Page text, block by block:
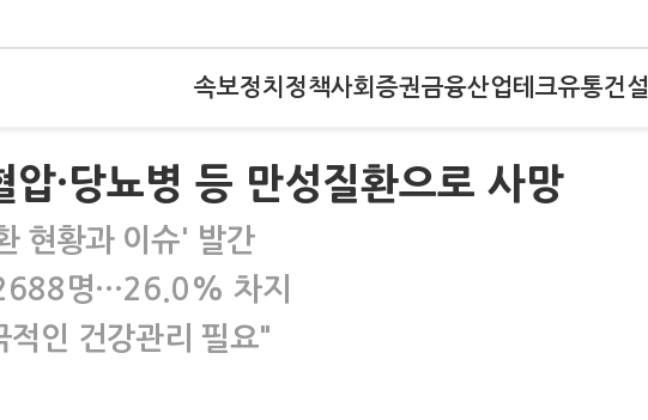
속보정치 정책사회 증권금융산업테크유통건설
·당뇨병 등 만성질환으로 사망
현황과 이슈' 발간
명…26.0% 차지
적인 건강관리 필요"